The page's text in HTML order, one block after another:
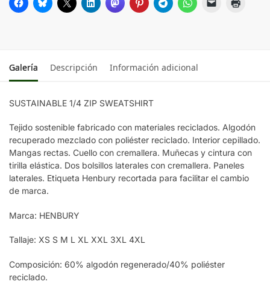
Galería Descripción Información adicional
SUSTAINABLE 1/4 ZIP SWEATSHIRT
Tejido sostenible fabricado con materiales reciclados. Algodón
recuperado mezclado con poliéster reciclado. Interior cepillado.
Mangas rectas. Cuello con cremallera. Muñecas y cintura con
tirilla elástica. Dos bolsillos laterales con cremallera. Paneles
laterales. Etiqueta Henbury recortada para facilitar el cambio
de marca.
Marca: HENBURY
Tallaje: XS S M L XL XXL 3XL 4XL
Composición: 60% algodón regenerado/40% poliéster
reciclado.